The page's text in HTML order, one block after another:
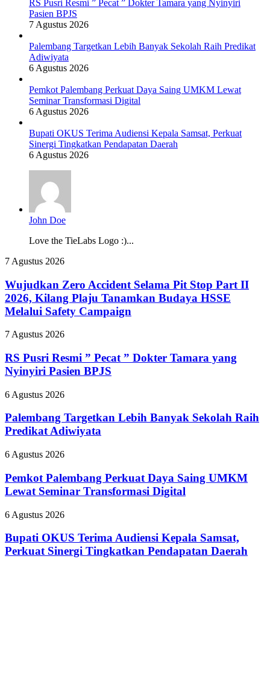
RS Pusri Resmi ” Pecat ” Dokter Tamara yang Nyinyiri
Pasien BPJS
7 Agustus 2026
Palembang Targetkan Lebih Banyak Sekolah Raih Predikat
Adiwiyata
6 Agustus 2026
Pemkot Palembang Perkuat Daya Saing UMKM Lewat
Seminar Transformasi Digital
6 Agustus 2026
Bupati OKUS Terima Audiensi Kepala Samsat, Perkuat
Sinergi Tingkatkan Pendapatan Daerah
6 Agustus 2026
John Doe
Love the TieLabs Logo :)...
Wujudkan
Accident
Selama
Pit
Stop
II
Kilang
Plaju
Tanamkan
Budaya
HSSE
Melalui
Safety
Campaign
7 Agustus 2026
Wujudkan Zero Accident Selama Pit Stop Part II
2026, Kilang Plaju Tanamkan Budaya HSSE
Melalui Safety Campaign
RS
Resmi
”
Pecat
Dokter
yang
Nyinyiri
BPJS
7 Agustus 2026
RS Pusri Resmi ” Pecat ” Dokter Tamara yang
Nyinyiri Pasien BPJS
Palembang
Lebih
Banyak
Sekolah
Predikat
6 Agustus 2026
Palembang Targetkan Lebih Banyak Sekolah Raih
Predikat Adiwiyata
Pemkot
Perkuat
Daya
Saing
Lewat
Transformasi
Digital
6 Agustus 2026
Pemkot Palembang Perkuat Daya Saing UMKM
Lewat Seminar Transformasi Digital
Bupati
Terima
Audiensi
Kepala
6 Agustus 2026
Bupati OKUS Terima Audiensi Kepala Samsat,
Perkuat Sinergi Tingkatkan Pendapatan Daerah